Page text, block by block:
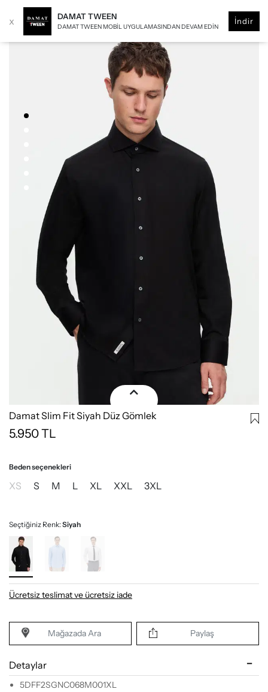
x DAMAT TWEEN
DAMAT TWEEN MOBIL UYGULAMASINDAN DEVAM EDIN
İndir
Damat Slim Fit Siyah Düz Gömlek
5.950TL
Beden seçenekleri
XS S M L XL XXL 3XL
Seçtiğiniz Renk:Siyah
Ücretsiz teslimat ve ücretsiz iade
Mağazada Ara Paylaş
Detaylar
5DFF2SGNC068M001XL